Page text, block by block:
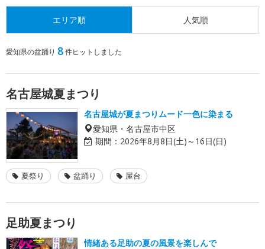
エリア順 人気順
愛知県の盆踊り 8件ヒットしました
名古屋城夏まつり
名古屋城が夏まつりムード一色に染まる
愛知県・名古屋市中区
期間： 2026年8月8日(土)～16日(日)
夏祭り 盆踊り 屋台
足助夏まつり
情緒ある足助の夏の風景を楽しんで